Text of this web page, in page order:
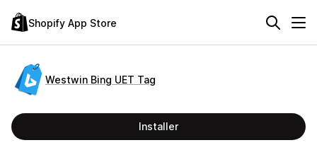
Shopify App Store
Westwin Bing UET Tag
Installer